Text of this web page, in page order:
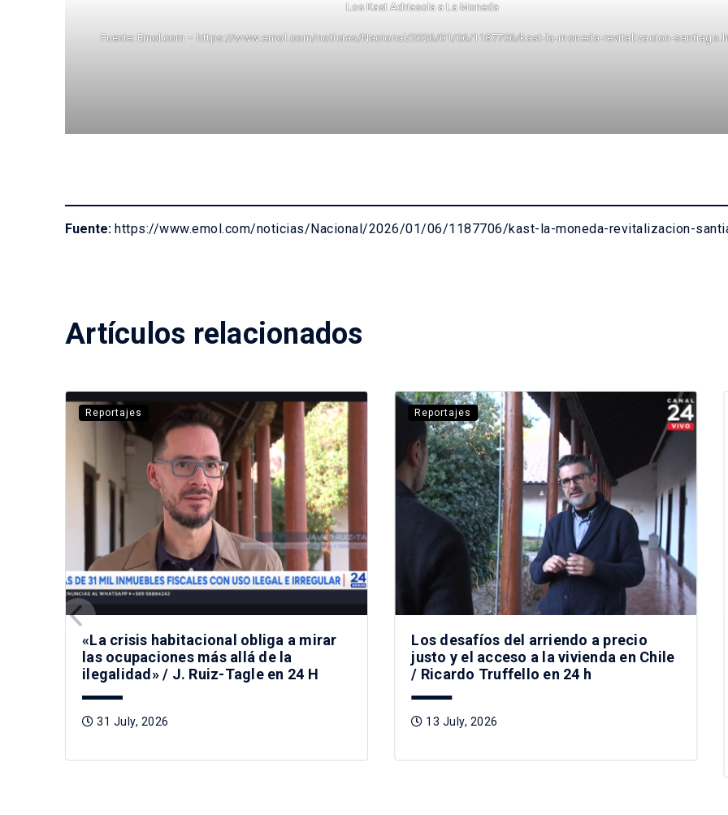
Los Kast Adriasola a La Moneda
Fuente: Emol.com – https://www.emol.com/noticias/Nacional/2026/01/06/1187706/kast-la-moneda-revitalizacion-
Fuente: https://www.emol.com/noticias/Nacional/2026/01/06/1187706/kast-la-moneda-revitalizacion-
Artículos relacionados
Reportajes
«La crisis habitacional obliga a mirar
las ocupaciones más allá de la
ilegalidad» / J. Ruiz-Tagle en 24 H
31 July, 2026
Reportajes
Los desafíos del arriendo a precio
justo y el acceso a la vivienda en Chile
/ Ricardo Truffello en 24 h
13 July, 2026